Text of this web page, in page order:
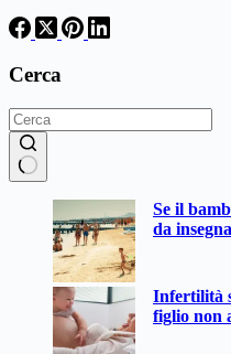
Cerca
Se il
da
Infertilità
figlio non